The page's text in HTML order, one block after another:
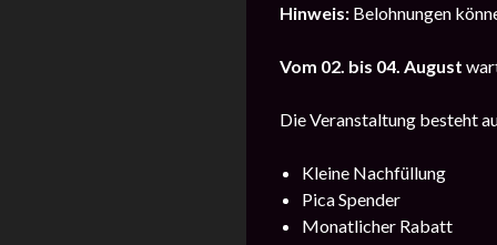
Hinweis: Belohnungen
Vom 02. bis 04. August
Die Veranstaltung besteht
Kleine Nachfüllung
Pica Spender
Monatlicher Rabatt